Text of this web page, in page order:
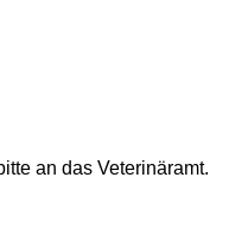
an das Veterinäramt.